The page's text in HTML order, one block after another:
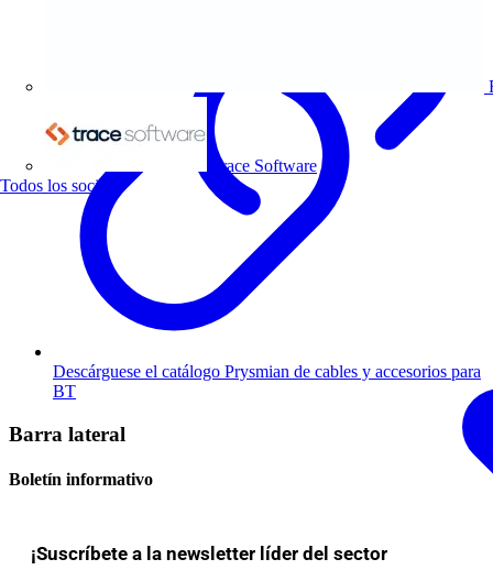
Trace Software
Todos los socios
Descárguese el catálogo Prysmian de cables y accesorios para
BT
Barra lateral
Boletín informativo
¡Suscríbete a la newsletter líder del sector